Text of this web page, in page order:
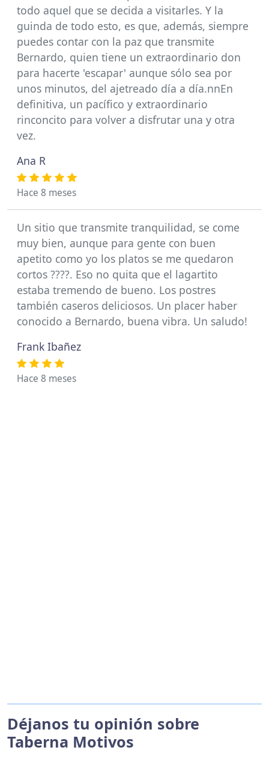
todo aquel que se decida a visitarles. Y la
guinda de todo esto, es que, además, siempre
puedes contar con la paz que transmite
Bernardo, quien tiene un extraordinario don
para hacerte 'escapar' aunque sólo sea por
unos minutos, del ajetreado día a día.nnEn
definitiva, un pacífico y extraordinario
rinconcito para volver a disfrutar una y otra
vez.
Ana R
Hace 8 meses
Un sitio que transmite tranquilidad, se come
muy bien, aunque para gente con buen
apetito como yo los platos se me quedaron
cortos ????. Eso no quita que el lagartito
estaba tremendo de bueno. Los postres
también caseros deliciosos. Un placer haber
conocido a Bernardo, buena vibra. Un saludo!
Frank Ibañez
Hace 8 meses
Déjanos tu opinión sobre
Taberna Motivos